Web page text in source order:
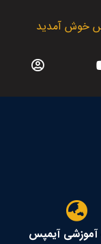
خوش آمدید
آموزشی آیمپس